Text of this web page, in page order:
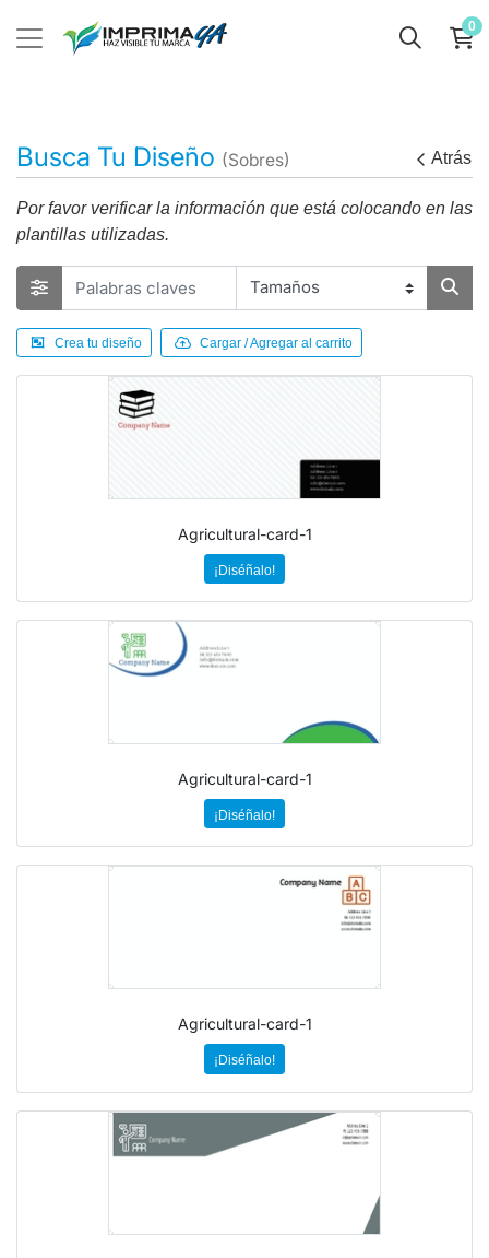
0
Busca Tu Diseño (Sobres) Atrás
Por favor verificar la información que está colocando en las
plantillas utilizadas.
Crea tu diseño Cargar / Agregar al carrito
Agricultural-card-1
¡Diséñalo!
Agricultural-card-1
¡Diséñalo!
Agricultural-card-1
¡Diséñalo!